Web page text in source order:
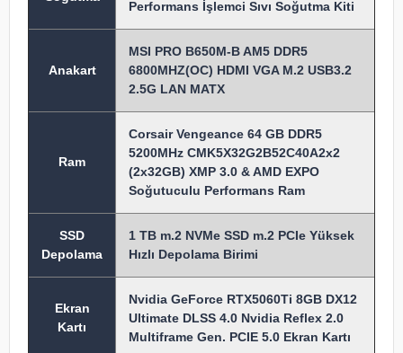
Performans İşlemci Sıvı Soğutma Kiti
Anakart
MSI PRO B650M-B AM5 DDR5
6800MHZ(OC) HDMI VGA M.2 USB3.2
2.5G LAN MATX
Ram
Corsair Vengeance 64 GB DDR5
5200MHz CMK5X32G2B52C40A2x2
(2x32GB) XMP 3.0 & AMD EXPO
Soğutuculu Performans Ram
SSD
Depolama
1 TB m.2 NVMe SSD m.2 PCIe Yüksek
Hızlı Depolama Birimi
Ekran
Kartı
Nvidia GeForce RTX5060Ti 8GB DX12
Ultimate DLSS 4.0 Nvidia Reflex 2.0
Multiframe Gen. PCIE 5.0 Ekran Kartı